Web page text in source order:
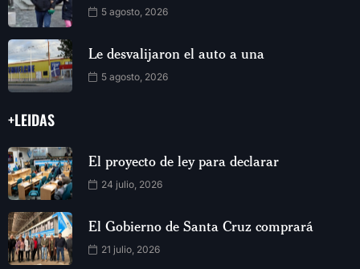
5 agosto, 2026
Le desvalijaron el auto a una
5 agosto, 2026
+LEIDAS
El proyecto de ley para declarar
24 julio, 2026
El Gobierno de Santa Cruz comprará
21 julio, 2026